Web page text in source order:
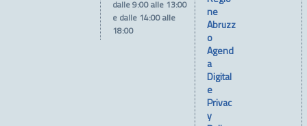
ne
Abruzz
o
Agend
a
Digital
e
Privac
y
dalle 9:00 alle 13:00
e dalle 14:00 alle
18:00